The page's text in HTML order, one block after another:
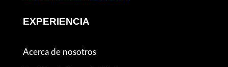
EXPERIENCIA
Acerca de nosotros